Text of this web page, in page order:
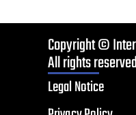
Copyright ©
All rights reserved
Legal Notice